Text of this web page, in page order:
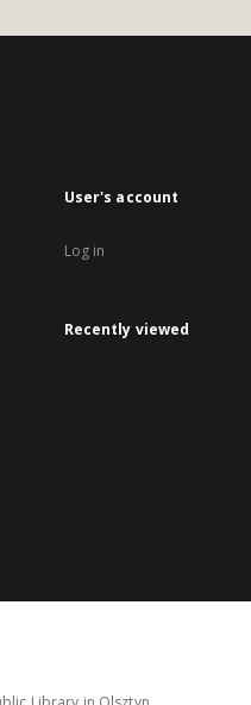
User's account
Log in
Recently viewed